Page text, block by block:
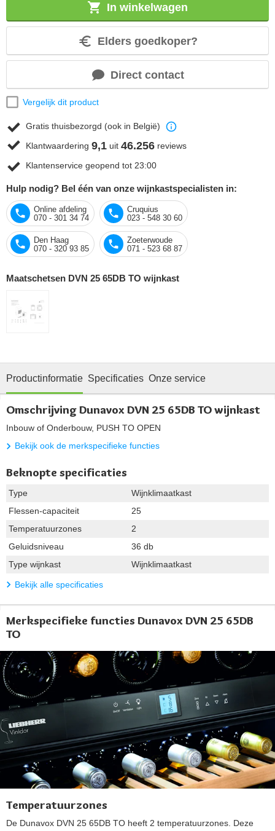
In winkelwagen
Elders goedkoper?
Direct contact
Vergelijk dit product
Gratis thuisbezorgd (ook in België)
Klantwaardering 9,1 uit 46.256 reviews
Klantenservice geopend tot 23:00
Hulp nodig? Bel één van onze wijnkastspecialisten in:
Online afdeling
070 - 301 34 74
Cruquius
023 - 548 30 60
Den Haag
070 - 320 93 85
Zoeterwoude
071 - 523 68 87
Maatschetsen DVN 25 65DB TO wijnkast
Productinformatie Specificaties Onze service
Omschrijving Dunavox DVN 25 65DB TO wijnkast
Inbouw of Onderbouw, PUSH TO OPEN
Bekijk ook de merkspecifieke functies
Beknopte specificaties
Type
Wijnklimaatkast
Flessen-capaciteit
25
Temperatuurzones
2
Geluidsniveau
36 db
Type wijnkast
Wijnklimaatkast
Bekijk alle specificaties
Merkspecifieke functies Dunavox DVN 25 65DB
TO
Temperatuurzones
De Dunavox DVN 25 65DB TO heeft 2 temperatuurzones. Deze